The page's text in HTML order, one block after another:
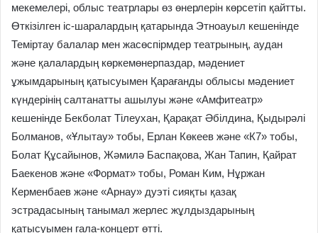
мекемелері, облыс театрлары өз өнерлерін көрсетіп қайтты.
Өткізілген іс-шаралардың қатарында Этноауыл кешенінде
Теміртау балалар мен жасөспірмдер театрының, аудан
және қалалардың көркемөнерпаздар, мәдениет
ұжымдарының қатысуымен Қарағанды облысы мәдениет
күндерінің салтанатты ашылуы және «Амфитеатр»
кешенінде Бекболат Тілеухан, Қарақат Әбілдина, Қыдырәлі
Болманов, «Ұлытау» тобы, Ерлан Көкеев және «К7» тобы,
Болат Құсайынов, Жәмилә Баспақова, Жан Тапин, Қайрат
Баекенов және «Формат» тобы, Роман Ким, Нұржан
Керменбаев және «Арнау» дуэті сияқты қазақ
эстрадасының танымал жерлес жұлдыздарының
қатысуымен гала-концерт өтті.